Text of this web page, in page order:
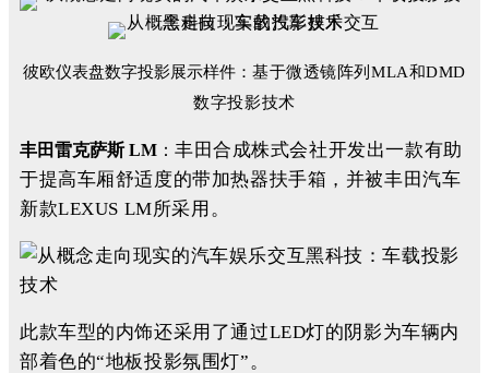
彼欧仪表盘数字投影展示样件：基于微透镜阵列MLA和DMD
数字投影技术
丰田雷克萨斯 LM ： 丰田合成株式会社开发出一款有助
于提高车厢舒适度的带加热器扶手箱，并被丰田汽车
新款LEXUS LM所采用。
此款车型的内饰还采用了通过LED灯的阴影为车辆内
部着色的“地板投影氛围灯”。